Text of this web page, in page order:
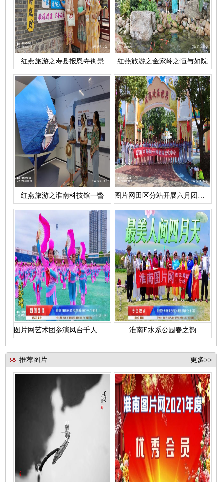
红燕旅游之寿县报恩寺街景 红燕旅游之金家岭之恒与如院
红燕旅游之淮南科技馆一瞥 图片网田区分站开展六月团建活动
图片网艺术团参演凤台千人花鼓灯 淮南E水系公园春之韵
推荐图片 更多>>